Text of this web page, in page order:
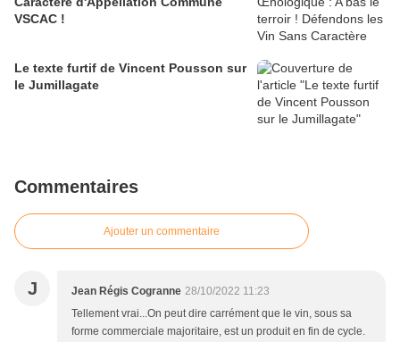
VSCAC !
Le texte furtif de Vincent Pousson sur
le Jumillagate
Commentaires
Ajouter un commentaire
J Jean Régis Cogranne 28/10/2022 11:23
Tellement vrai...On peut dire carrément que le vin, sous sa
forme commerciale majoritaire, est un produit en fin de cycle.